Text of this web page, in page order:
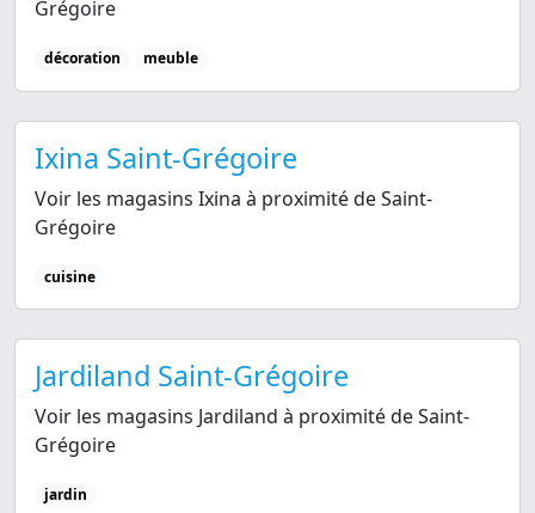
Grégoire
décoration meuble
Ixina Saint-Grégoire
Voir les magasins Ixina à proximité de Saint-
Grégoire
cuisine
Jardiland Saint-Grégoire
Voir les magasins Jardiland à proximité de Saint-
Grégoire
jardin